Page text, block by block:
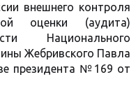
внешнего контроля
оценки (аудита)
Национального
Жебривского Павла
президента №169 от